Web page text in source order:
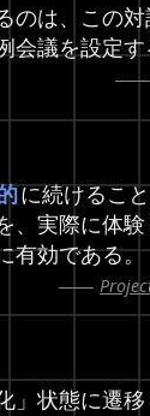
は、この
議を設定す
に続けるこ
、実際に体
有効である。
」状態に遷